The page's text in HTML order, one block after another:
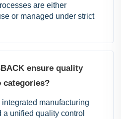
are either
or managed under strict
ensure quality
categories?
manufacturing
a unified quality control